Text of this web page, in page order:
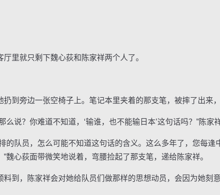
就只剩下魏心荻和陈家祥两个人了。
旁边一张空椅子上。笔记本里夹着的那支笔，被摔了出来，
说？你难道不知道，‘输谁，也不能输日本’这句话吗？”陈家
队员，怎么可能不知道这句话的含义。这么多年了，您每逢
魏心荻面带微笑地说着，弯腰捡起了那支笔，递给陈家祥。
，陈家祥会对她给队员们做那样的思想动员，会因为她刻意